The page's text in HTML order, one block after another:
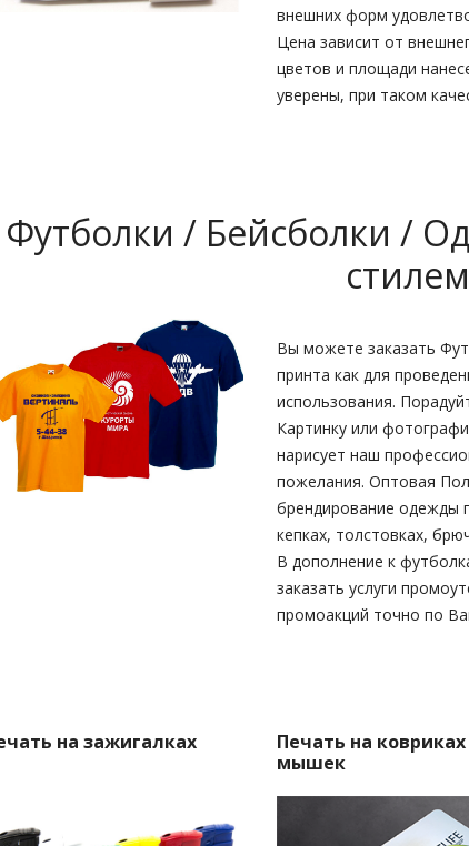
внешних форм
Цена зависит от
цветов и площади
уверены, при таком
Футболки / Бейсболки /
стилем
Вы можете заказать
принта как для
использования.
Картинку или
нарисует наш
пожелания. Оптовая
брендирование одежды
кепках, толстовках,
В дополнение к
заказать услуги
промоакций точно по
на зажигалках
Печать на
мышек